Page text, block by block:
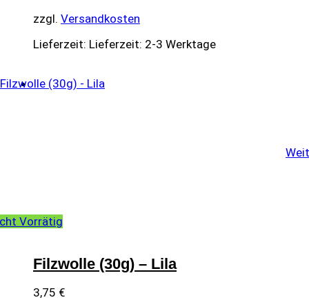
zzgl. Versandkosten
Lieferzeit: Lieferzeit: 2-3 Werktage
Vorrätig
Filzwolle (30g) – Lila
3,75 €